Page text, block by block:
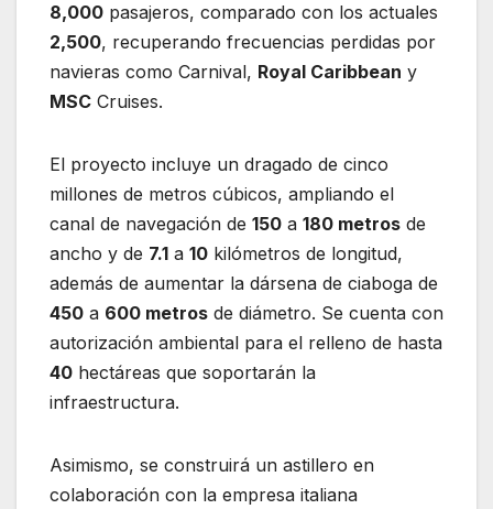
8,000 pasajeros, comparado con los actuales
2,500, recuperando frecuencias perdidas por
navieras como Carnival, Royal Caribbean y
MSC Cruises.
El proyecto incluye un dragado de cinco
millones de metros cúbicos, ampliando el
canal de navegación de 150 a 180 metros de
ancho y de 7.1 a 10 kilómetros de longitud,
además de aumentar la dársena de ciaboga de
450 a 600 metros de diámetro. Se cuenta con
autorización ambiental para el relleno de hasta
40 hectáreas que soportarán la
infraestructura.
Asimismo, se construirá un astillero en
colaboración con la empresa italiana